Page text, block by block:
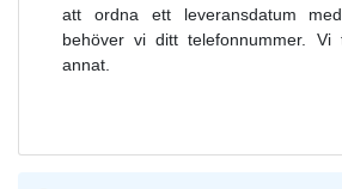
att ordna ett leveransdatum
behöver vi ditt telefonnummer.
annat.